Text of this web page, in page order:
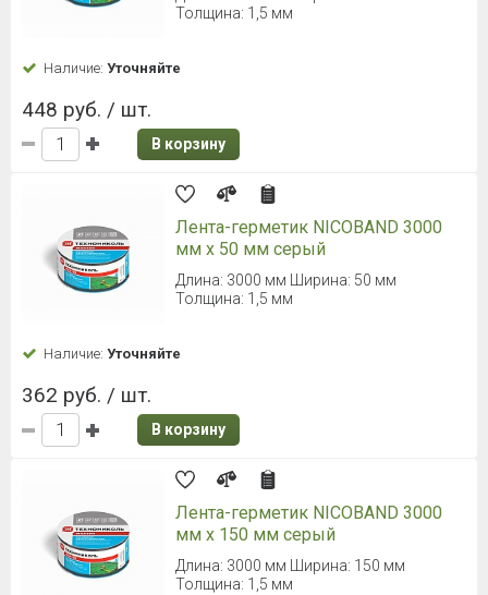
Толщина: 1,5 мм
Наличие: Уточняйте
448 руб. / шт.
В корзину
Лента-герметик NICOBAND 3000
мм х 50 мм серый
Длина: 3000 мм Ширина: 50 мм
Толщина: 1,5 мм
Наличие: Уточняйте
362 руб. / шт.
В корзину
Лента-герметик NICOBAND 3000
мм х 150 мм серый
Длина: 3000 мм Ширина: 150 мм
Толщина: 1,5 мм